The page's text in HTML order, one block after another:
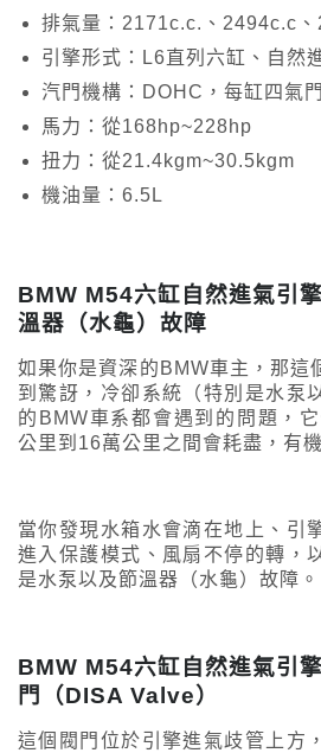
排氣量：2171c.c.、2494c.c
引擎形式：L6直列六缸、自然
汽門機構：DOHC，每缸四氣門
馬力：從168hp~228hp
扭力：從21.4kgm~30.5kgm
機油量：6.5L
BMW M54六缸自然進氣引
溫器（水龜）故障
如果你是資深的BMW車主，那這
到驚訝，冷卻系統（特別是水泵
的BMW車系都會遇到的問題，
公里到16萬公里之間會耗盡，有
當你發現水箱水會滴在地上、引
進入保護模式、風扇不停的轉，
是水泵以及節溫器（水龜）故障。
BMW M54六缸自然進氣引
門（DISA Valve）
這個閥門位於引擎進氣歧管上方